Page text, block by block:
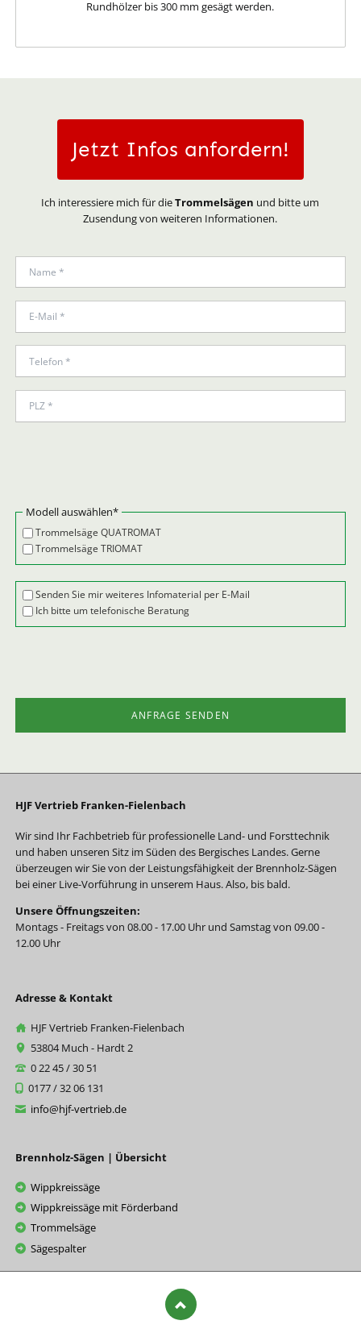
Rundhölzer bis 300 mm gesägt werden.
Jetzt Infos anfordern!
Ich interessiere mich für dieTrommelsägen und bitte um
Zusendung von weiteren Informationen.
Pflichtfeld
Modell auswählen*
Trommelsäge QUATROMAT
Trommelsäge TRIOMAT
Senden Sie mir weiteres Infomaterial per E-Mail
Ich bitte um telefonische Beratung
ANFRAGE SENDEN
HJF Vertrieb Franken-Fielenbach
Wir sind Ihr Fachbetrieb für professionelle Land- und Forsttechnik
und haben unseren Sitz im Süden des Bergisches Landes. Gerne
überzeugen wir Sie von der Leistungsfähigkeit der Brennholz-Sägen
bei einer Live-Vorführung in unserem Haus. Also, bis bald.
Unsere Öffnungszeiten:
Montags - Freitags von 08.00 - 17.00 Uhr und Samstag von 09.00 -
12.00 Uhr
Adresse & Kontakt
HJF Vertrieb Franken-Fielenbach
53804 Much - Hardt 2
0 22 45 / 30 51
0177 / 32 06 131
info@hjf-vertrieb.de
Brennholz-Sägen | Übersicht
Wippkreissäge
Wippkreissäge mit Förderband
Trommelsäge
Sägespalter